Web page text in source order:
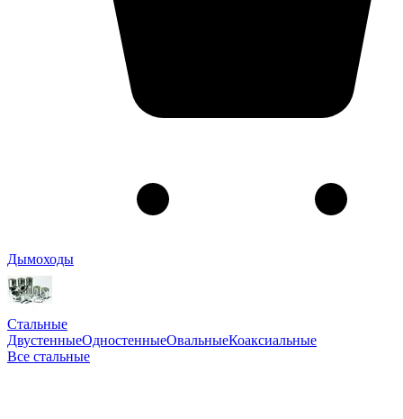
Дымоходы
Стальные
ДвустенныеОдностенныеОвальныеКоаксиальные
Все стальные